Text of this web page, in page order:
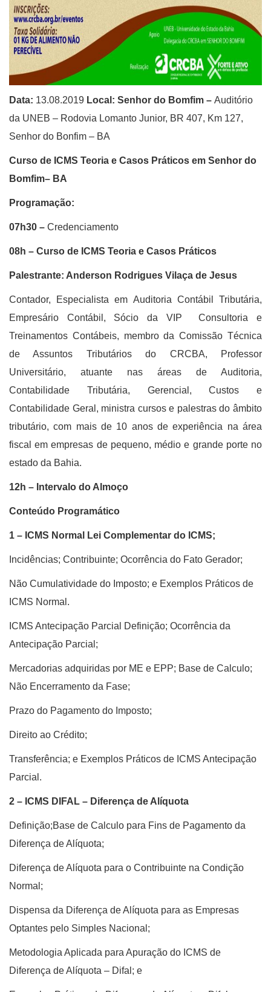
Data: 13.08.2019 Local: Senhor do Bomfim – Auditório
da UNEB – Rodovia Lomanto Junior, BR 407, Km 127,
Senhor do Bonfim – BA
Curso de ICMS Teoria e Casos Práticos em Senhor do
Bomfim– BA
Programação:
07h30 – Credenciamento
08h – Curso de ICMS Teoria e Casos Práticos
Palestrante: Anderson Rodrigues Vilaça de Jesus
Contador, Especialista em Auditoria Contábil Tributária,
Empresário Contábil, Sócio da VIP Consultoria e
Treinamentos Contábeis, membro da Comissão Técnica
de Assuntos Tributários do CRCBA, Professor
Universitário, atuante nas áreas de Auditoria,
Contabilidade Tributária, Gerencial, Custos e
Contabilidade Geral, ministra cursos e palestras do âmbito
tributário, com mais de 10 anos de experiência na área
fiscal em empresas de pequeno, médio e grande porte no
estado da Bahia.
12h – Intervalo do Almoço
Conteúdo Programático
1 – ICMS Normal Lei Complementar do ICMS;
Incidências; Contribuinte; Ocorrência do Fato Gerador;
Não Cumulatividade do Imposto; e Exemplos Práticos de
ICMS Normal.
ICMS Antecipação Parcial Definição; Ocorrência da
Antecipação Parcial;
Mercadorias adquiridas por ME e EPP; Base de Calculo;
Não Encerramento da Fase;
Prazo do Pagamento do Imposto;
Direito ao Crédito;
Transferência; e Exemplos Práticos de ICMS Antecipação
Parcial.
2 – ICMS DIFAL – Diferença de Alíquota
Definição;Base de Calculo para Fins de Pagamento da
Diferença de Alíquota;
Diferença de Alíquota para o Contribuinte na Condição
Normal;
Dispensa da Diferença de Alíquota para as Empresas
Optantes pelo Simples Nacional;
Metodologia Aplicada para Apuração do ICMS de
Diferença de Alíquota – Difal; e